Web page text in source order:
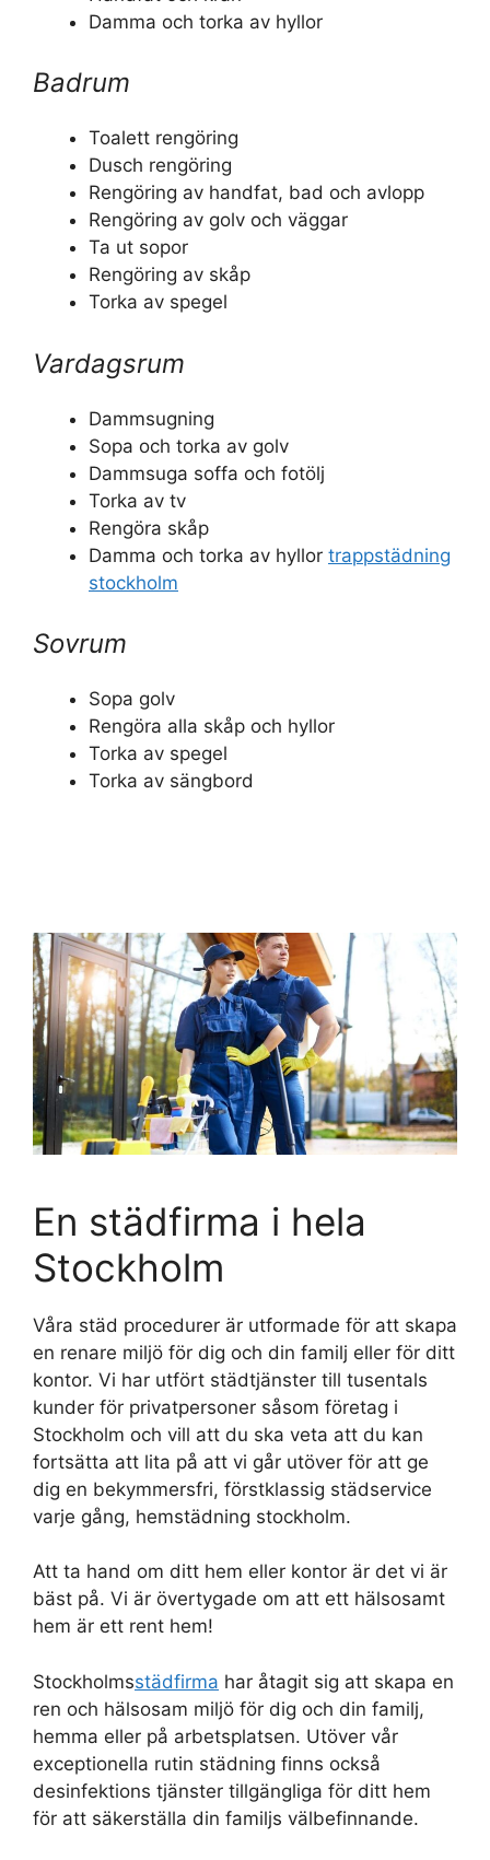
Damma och torka av hyllor
Badrum
Toalett rengöring
Dusch rengöring
Rengöring av handfat, bad och avlopp
Rengöring av golv och väggar
Ta ut sopor
Rengöring av skåp
Torka av spegel
Vardagsrum
Dammsugning
Sopa och torka av golv
Dammsuga soffa och fotölj
Torka av tv
Rengöra skåp
Damma och torka av hyllor trappstädning
stockholm
Sovrum
Sopa golv
Rengöra alla skåp och hyllor
Torka av spegel
Torka av sängbord
En städfirma i hela
Stockholm
Våra städ procedurer är utformade för att skapa
en renare miljö för dig och din familj eller för ditt
kontor. Vi har utfört städtjänster till tusentals
kunder för privatpersoner såsom företag i
Stockholm och vill att du ska veta att du kan
fortsätta att lita på att vi går utöver för att ge
dig en bekymmersfri, förstklassig städservice
varje gång, hemstädning stockholm.
Att ta hand om ditt hem eller kontor är det vi är
bäst på. Vi är övertygade om att ett hälsosamt
hem är ett rent hem!
Stockholmsstädfirma har åtagit sig att skapa en
ren och hälsosam miljö för dig och din familj,
hemma eller på arbetsplatsen. Utöver vår
exceptionella rutin städning finns också
desinfektions tjänster tillgängliga för ditt hem
för att säkerställa din familjs välbefinnande.